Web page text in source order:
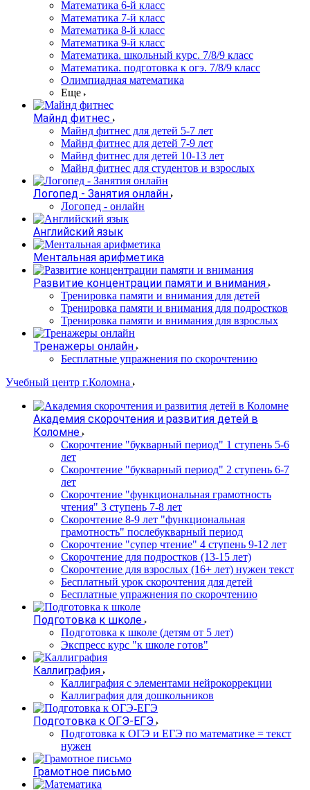
Математика 6-й класс
Математика 7-й класс
Математика 8-й класс
Математика 9-й класс
Математика. школьный курс. 7/8/9 класс
Математика. подготовка к огэ. 7/8/9 класс
Олимпиадная математика
Еще
Майнд фитнес
Майнд фитнес для детей 5-7 лет
Майнд фитнес для детей 7-9 лет
Майнд фитнес для детей 10-13 лет
Майнд фитнес для студентов и взрослых
Логопед - Занятия онлайн
Логопед - онлайн
Английский язык
Ментальная арифметика
Развитие концентрации памяти и внимания
Тренировка памяти и внимания для детей
Тренировка памяти и внимания для подростков
Тренировка памяти и внимания для взрослых
Тренажеры онлайн
Бесплатные упражнения по скорочтению
Учебный центр г.Коломна
Академия скорочтения и развития детей в
Коломне
Скорочтение "букварный период" 1 ступень 5-6
лет
Cкорочтение "букварный период" 2 ступень 6-7
лет
Скорочтение "функциональная грамотность
чтения" 3 ступень 7-8 лет
Скорочтение 8-9 лет "функциональная
грамотность" послебукварный период
Скорочтение "супер чтение" 4 ступень 9-12 лет
Скорочтение для подростков (13-15 лет)
Cкорочтение для взрослых (16+ лет) нужен текст
Бесплатный урок скорочтения для детей
Бесплатные упражнения по скорочтению
Подготовка к школе
Подготовка к школе (детям от 5 лет)
Экспресс курс "к школе готов"
Каллиграфия
Каллиграфия с элементами нейрокоррекции
Каллиграфия для дошкольников
Подготовка к ОГЭ-ЕГЭ
Подготовка к ОГЭ и ЕГЭ по математике = текст
нужен
Грамотное письмо